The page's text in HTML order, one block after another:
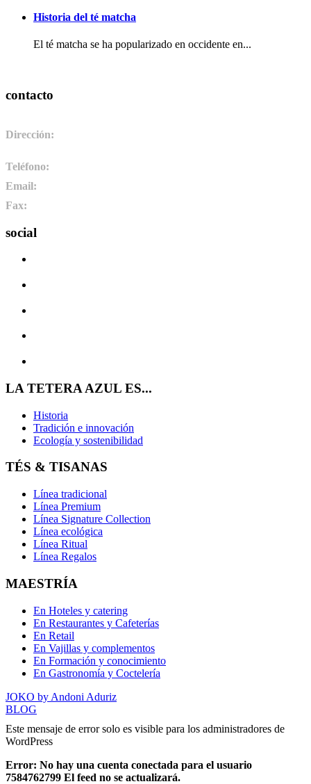
Historia del té matcha
El té matcha se ha popularizado en occidente en...
contacto
Dirección:
Teléfono:
Email:
Fax:
social
LA TETERA AZUL ES...
Historia
Tradición e innovación
Ecología y sostenibilidad
TÉS & TISANAS
Línea tradicional
Línea Premium
Línea Signature Collection
Línea ecológica
Línea Ritual
Línea Regalos
MAESTRÍA
En Hoteles y catering
En Restaurantes y Cafeterías
En Retail
En Vajillas y complementos
En Formación y conocimiento
En Gastronomía y Coctelería
JOKO by Andoni Aduriz
BLOG
Este mensaje de error solo es visible para los administradores de
WordPress
Error: No hay una cuenta conectada para el usuario
7584762799 El feed no se actualizará.